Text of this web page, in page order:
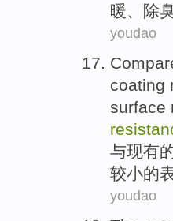
暖、除
youdao
coating
surface
与现有
较小的
youdao